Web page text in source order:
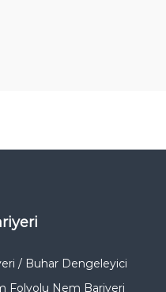
/ Buhar Dengeleyici
Folyolu Nem Bariyeri